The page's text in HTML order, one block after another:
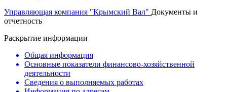
Управляющая компания "Крымский Вал" Документы и
отчетность
Раскрытие информации
Общая информация
Основные показатели финансово-хозяйственной
деятельности
Сведения о выполняемых работах